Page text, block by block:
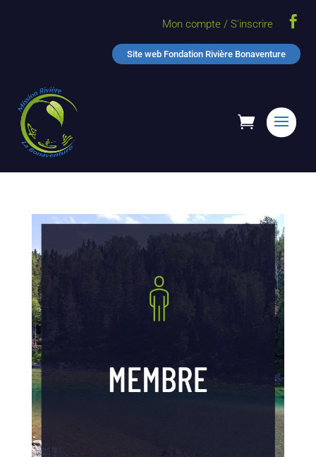
Mon compte / S'inscrire 
Site web Fondation Rivière Bonaventure